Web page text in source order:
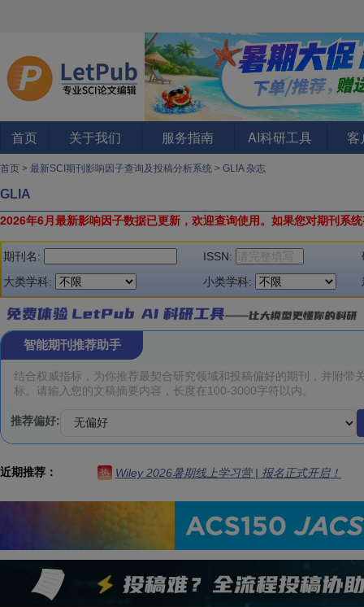
首页 关于我们 服务指南 AI科研工具 客
首页 > 最新SCI期刊影响因子查询及投稿分析系统 > GLIA 杂志
GLIA
2026年6月最新影响因子数据已更新，欢迎查询使用。 如果您对期刊系
期刊名: ISSN:
大类学科:
小类学科:
智能期刊推荐助手
推荐偏好:
近期推荐： 热 Wiley 2026暑期线上学习营 | 报名正式开启！